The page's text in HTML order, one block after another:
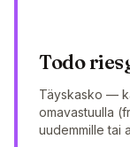
Todo
Täyskasko —
omavastuulla
uudemmille tai